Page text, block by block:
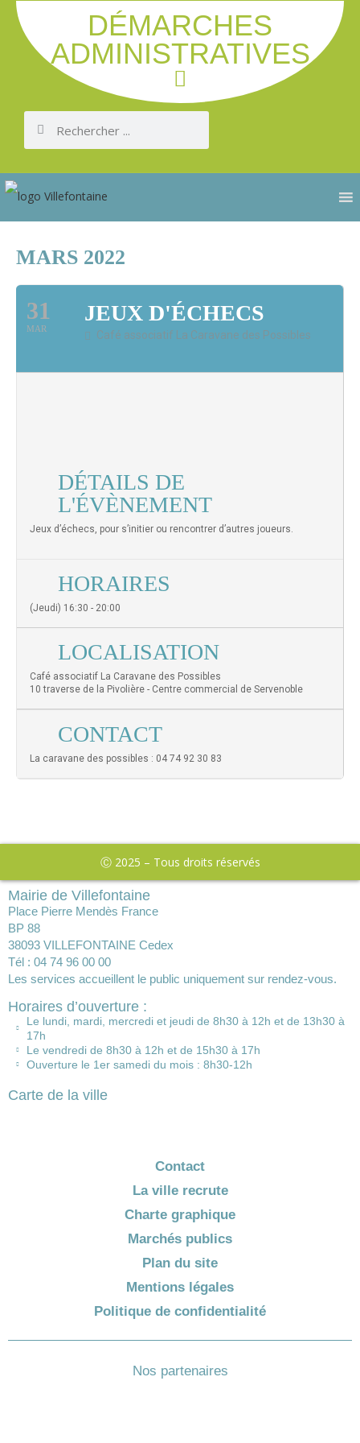
DÉMARCHES
ADMINISTRATIVES
MARS 2022
31
MAR
JEUX D'ÉCHECS
Café associatif La Caravane des Possibles
DÉTAILS DE
L'ÉVÈNEMENT
Jeux d’échecs, pour s’initier ou rencontrer d’autres joueurs.
HORAIRES
(Jeudi) 16:30 - 20:00
LOCALISATION
Café associatif La Caravane des Possibles
10 traverse de la Pivolière - Centre commercial de Servenoble
CONTACT
La caravane des possibles : 04 74 92 30 83
Ⓒ 2025 – Tous droits réservés
Mairie de Villefontaine
Place Pierre Mendès France
BP 88
38093 VILLEFONTAINE Cedex
Tél : 04 74 96 00 00
Les services accueillent le public uniquement sur rendez-vous.
Horaires d’ouverture :
Le lundi, mardi, mercredi et jeudi de 8h30 à 12h et de 13h30 à
17h
Le vendredi de 8h30 à 12h et de 15h30 à 17h
Ouverture le 1er samedi du mois : 8h30-12h
Carte de la ville
Contact
La ville recrute
Charte graphique
Marchés publics
Plan du site
Mentions légales
Politique de confidentialité
Nos partenaires